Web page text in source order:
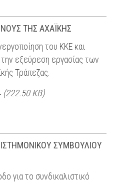
ΤΗΣ ΑΧΑΪΚΗΣ
του ΚΚΕ και
εξεύρεση εργασίας των
Τράπεζας.
(222.50 KB)
ΣΥΜΒΟΥΛΙΟΥ
για το συνδικαλιστικό